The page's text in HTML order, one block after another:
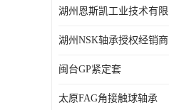
湖州NSK轴承授权经销商
闽台GP紧定套
太原FAG角接触球轴承